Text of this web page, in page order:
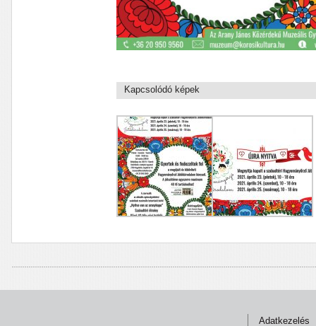
Kapcsolódó képek
Adatkezelés